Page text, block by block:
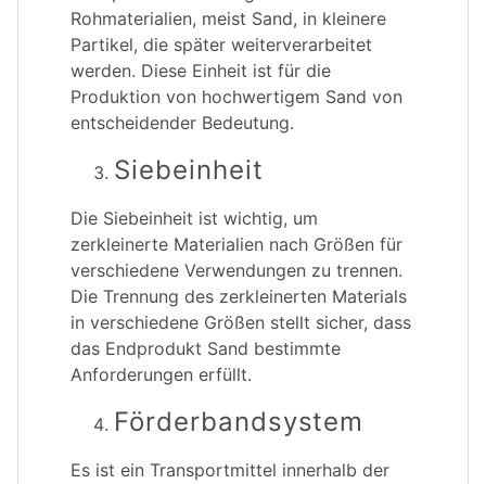
Rohmaterialien, meist Sand, in kleinere
Partikel, die später weiterverarbeitet
werden. Diese Einheit ist für die
Produktion von hochwertigem Sand von
entscheidender Bedeutung.
Siebeinheit
Die Siebeinheit ist wichtig, um
zerkleinerte Materialien nach Größen für
verschiedene Verwendungen zu trennen.
Die Trennung des zerkleinerten Materials
in verschiedene Größen stellt sicher, dass
das Endprodukt Sand bestimmte
Anforderungen erfüllt.
Förderbandsystem
Es ist ein Transportmittel innerhalb der